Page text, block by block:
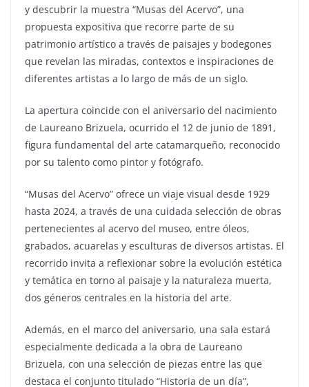
y descubrir la muestra “Musas del Acervo”, una
propuesta expositiva que recorre parte de su
patrimonio artístico a través de paisajes y bodegones
que revelan las miradas, contextos e inspiraciones de
diferentes artistas a lo largo de más de un siglo.
La apertura coincide con el aniversario del nacimiento
de Laureano Brizuela, ocurrido el 12 de junio de 1891,
figura fundamental del arte catamarqueño, reconocido
por su talento como pintor y fotógrafo.
“Musas del Acervo” ofrece un viaje visual desde 1929
hasta 2024, a través de una cuidada selección de obras
pertenecientes al acervo del museo, entre óleos,
grabados, acuarelas y esculturas de diversos artistas. El
recorrido invita a reflexionar sobre la evolución estética
y temática en torno al paisaje y la naturaleza muerta,
dos géneros centrales en la historia del arte.
Además, en el marco del aniversario, una sala estará
especialmente dedicada a la obra de Laureano
Brizuela, con una selección de piezas entre las que
destaca el conjunto titulado “Historia de un día”,